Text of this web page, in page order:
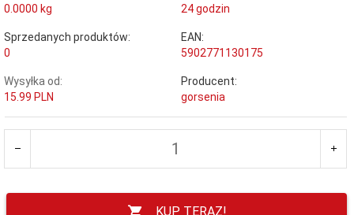
0.0000 kg
24 godzin
Sprzedanych produktów:
0
EAN:
5902771130175
Wysyłka od:
15.99 PLN
Producent:
gorsenia
KUP TERAZ!